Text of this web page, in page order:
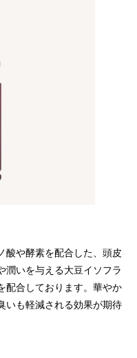
酸や酵素を配合した、頭皮
潤いを与える大豆イソフラ
配合しております。華やか
いも軽減される効果が期待